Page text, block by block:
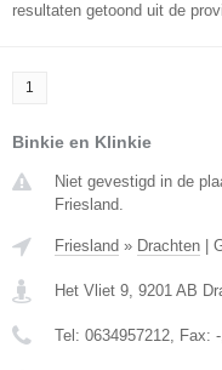
resultaten getoond uit de
1
Binkie en Klinkie
Niet gevestigd in de
Friesland.
Friesland » Drachten
Het Vliet 9, 9201 AB
Tel: 0634957212, Fax: -